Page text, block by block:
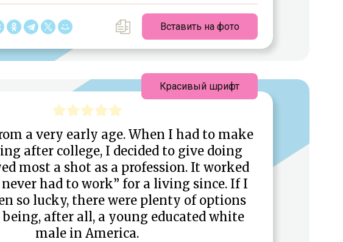
Вставить на фото
a very early age. When I had to make
after college, I decided to give doing
most a shot as a profession. It worked
never had to work” for a living since. If I
so lucky, there were plenty of options
after all, a young educated white
male in America.
Красивый шрифт